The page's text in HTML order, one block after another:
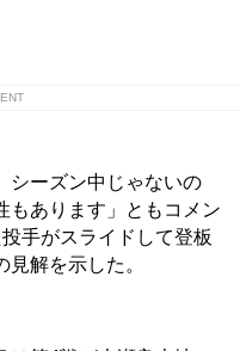
ーズン中じゃないの
もあります」ともコメン
手がスライドして登板
解を示した。